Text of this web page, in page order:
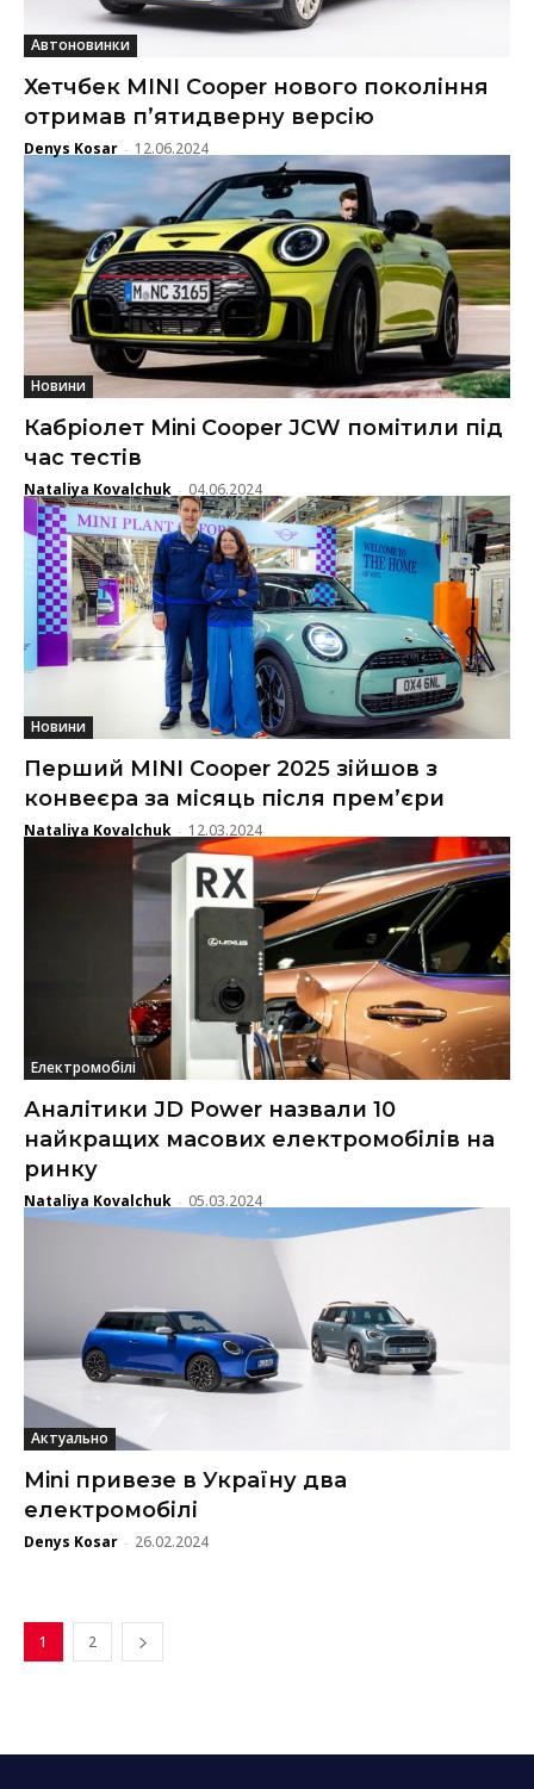
Автоновинки
Хетчбек MINI Cooper нового покоління
отримав п’ятидверну версію
Denys Kosar - 12.06.2024
Новини
Кабріолет Mini Cooper JCW помітили під
час тестів
Nataliya Kovalchuk - 04.06.2024
Новини
Перший MINI Cooper 2025 зійшов з
конвеєра за місяць після прем’єри
Nataliya Kovalchuk - 12.03.2024
Електромобілі
Аналітики JD Power назвали 10
найкращих масових електромобілів на
ринку
Nataliya Kovalchuk - 05.03.2024
Актуально
Mini привезе в Україну два
електромобілі
Denys Kosar - 26.02.2024
1 2